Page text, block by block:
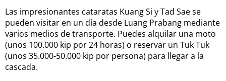
Las impresionantes cataratas Kuang Si y Tad Sae se
pueden visitar en un día desde Luang Prabang mediante
varios medios de transporte. Puedes alquilar una moto
(unos 100.000 kip por 24 horas) o reservar un Tuk Tuk
(unos 35.000-50.000 kip por persona) para llegar a la
cascada.